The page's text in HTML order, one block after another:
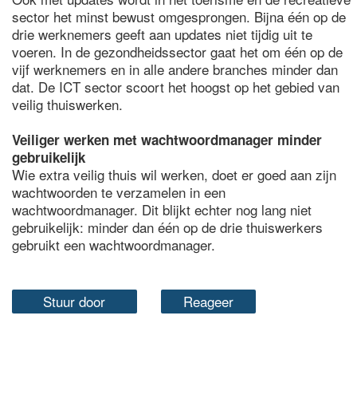
sector het minst bewust omgesprongen. Bijna één op de
drie werknemers geeft aan updates niet tijdig uit te
voeren. In de gezondheidssector gaat het om één op de
vijf werknemers en in alle andere branches minder dan
dat. De ICT sector scoort het hoogst op het gebied van
veilig thuiswerken.
Veiliger werken met wachtwoordmanager minder
gebruikelijk
Wie extra veilig thuis wil werken, doet er goed aan zijn
wachtwoorden te verzamelen in een
wachtwoordmanager. Dit blijkt echter nog lang niet
gebruikelijk: minder dan één op de drie thuiswerkers
gebruikt een wachtwoordmanager.
Stuur door Reageer